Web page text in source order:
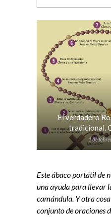
El verdadero
tradicional.
1 de
Este ábaco portátil de
una ayuda para llevar
camándula. Y otra
conjunto de oraciones